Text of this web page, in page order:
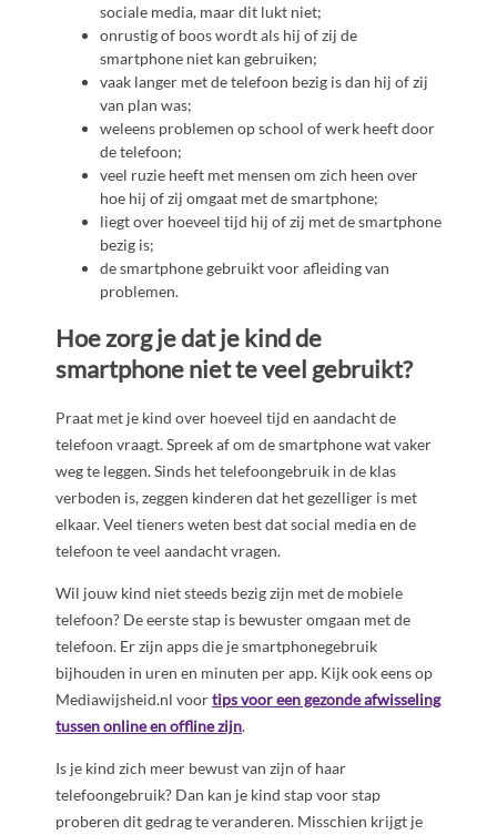
sociale media, maar dit lukt niet;
onrustig of boos wordt als hij of zij de
smartphone niet kan gebruiken;
vaak langer met de telefoon bezig is dan hij of zij
van plan was;
weleens problemen op school of werk heeft door
de telefoon;
veel ruzie heeft met mensen om zich heen over
hoe hij of zij omgaat met de smartphone;
liegt over hoeveel tijd hij of zij met de smartphone
bezig is;
de smartphone gebruikt voor afleiding van
problemen.
Hoe zorg je dat je kind de
smartphone niet te veel gebruikt?
Praat met je kind over hoeveel tijd en aandacht de
telefoon vraagt. Spreek af om de smartphone wat vaker
weg te leggen. Sinds het telefoongebruik in de klas
verboden is, zeggen kinderen dat het gezelliger is met
elkaar. Veel tieners weten best dat social media en de
telefoon te veel aandacht vragen.
Wil jouw kind niet steeds bezig zijn met de mobiele
telefoon? De eerste stap is bewuster omgaan met de
telefoon. Er zijn apps die je smartphonegebruik
bijhouden in uren en minuten per app. Kijk ook eens op
Mediawijsheid.nl voortips voor een gezonde afwisseling
tussen online en offline zijn.
Is je kind zich meer bewust van zijn of haar
telefoongebruik? Dan kan je kind stap voor stap
proberen dit gedrag te veranderen. Misschien krijgt je